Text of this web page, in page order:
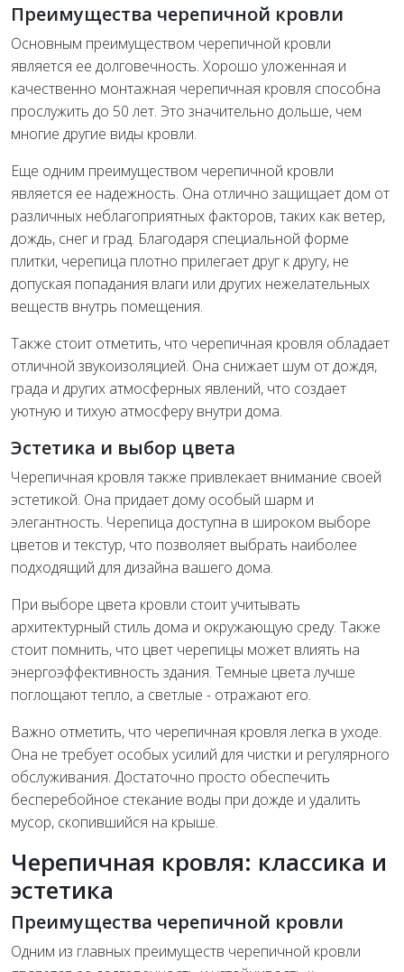
Преимущества черепичной кровли
Основным преимуществом черепичной кровли
является ее долговечность. Хорошо уложенная и
качественно монтажная черепичная кровля способна
прослужить до 50 лет. Это значительно дольше, чем
многие другие виды кровли.
Еще одним преимуществом черепичной кровли
является ее надежность. Она отлично защищает дом от
различных неблагоприятных факторов, таких как ветер,
дождь, снег и град. Благодаря специальной форме
плитки, черепица плотно прилегает друг к другу, не
допуская попадания влаги или других нежелательных
веществ внутрь помещения.
Также стоит отметить, что черепичная кровля обладает
отличной звукоизоляцией. Она снижает шум от дождя,
града и других атмосферных явлений, что создает
уютную и тихую атмосферу внутри дома.
Эстетика и выбор цвета
Черепичная кровля также привлекает внимание своей
эстетикой. Она придает дому особый шарм и
элегантность. Черепица доступна в широком выборе
цветов и текстур, что позволяет выбрать наиболее
подходящий для дизайна вашего дома.
При выборе цвета кровли стоит учитывать
архитектурный стиль дома и окружающую среду. Также
стоит помнить, что цвет черепицы может влиять на
энергоэффективность здания. Темные цвета лучше
поглощают тепло, а светлые - отражают его.
Важно отметить, что черепичная кровля легка в уходе.
Она не требует особых усилий для чистки и регулярного
обслуживания. Достаточно просто обеспечить
бесперебойное стекание воды при дожде и удалить
мусор, скопившийся на крыше.
Черепичная кровля: классика и
эстетика
Преимущества черепичной кровли
Одним из главных преимуществ черепичной кровли